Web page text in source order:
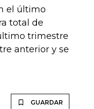
el último
total de
trimestre
anterior y se
GUARDAR